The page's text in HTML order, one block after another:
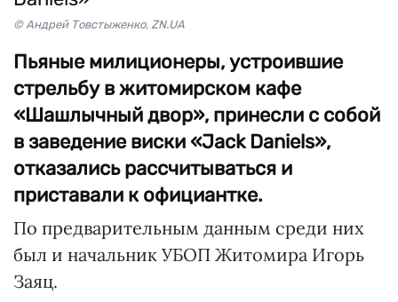
© Андрей Товстыженко, ZN.UA
Пьяные милиционеры, устроившие
стрельбу в житомирском кафе
«Шашлычный двор», принесли с собой
в заведение виски «Jack Daniels»,
отказались рассчитываться и
приставали к официантке.
По предварительным данным среди них
был и начальник УБОП Житомира Игорь
Заяц.